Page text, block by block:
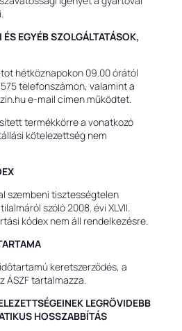
EGYÉB SZOLGÁLTATÁSOK,
hétköznapokon 09.00 órától
telefonszámon, valamint a
e-mail címen működtet.
termékkörre a vonatkozó
kötelezettség nem
szembeni tisztességtelen
szóló 2008. évi XLVII.
kódex nem áll rendelkezésre.
keretszerződés, a
tartalmazza.
LEGRÖVIDEBB
HOSSZABBÍTÁS